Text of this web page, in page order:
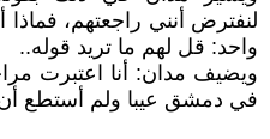
لنفترض أنني راجعتهم،
واحد: قل لهم ما تريد قوله..
ويضيف مدان: أنا اعتبرت
في دمشق عيبا ولم أستطع أن